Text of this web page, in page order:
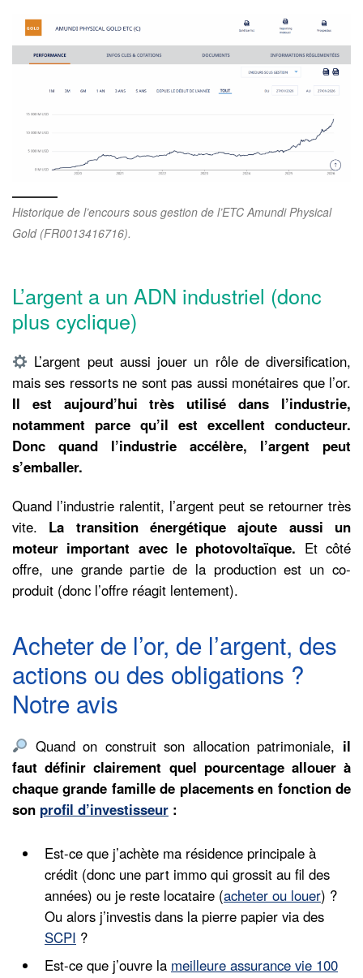
Historique de l’encours sous gestion de l’ETC Amundi Physical
Gold (FR0013416716).
L’argent a un ADN industriel (donc
plus cyclique)
L’argent peut aussi jouer un rôle de diversification,
mais ses ressorts ne sont pas aussi monétaires que l’or.
Il est aujourd’hui très utilisé dans l’industrie,
notamment parce qu’il est excellent conducteur.
Donc quand l’industrie accélère, l’argent peut
s’emballer.
Quand l’industrie ralentit, l’argent peut se retourner très
vite. La transition énergétique ajoute aussi un
moteur important avec le photovoltaïque. Et côté
offre, une grande partie de la production est un co-
produit (donc l’offre réagit lentement).
Acheter de l’or, de l’argent, des
actions ou des obligations ?
Notre avis
Quand on construit son allocation patrimoniale, il
faut définir clairement quel pourcentage allouer à
chaque grande famille de placements en fonction de
son profil d’investisseur :
Est-ce que j’achète ma résidence principale à
crédit (donc une part immo qui grossit au fil des
années) ou je reste locataire (acheter ou louer) ?
Ou alors j’investis dans la pierre papier via des
SCPI ?
Est-ce que j’ouvre la meilleure assurance vie 100